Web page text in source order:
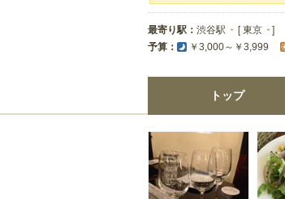
最寄り駅： 渋谷駅 [東京 ]
予算： ￥3,000～￥3,999
トップ